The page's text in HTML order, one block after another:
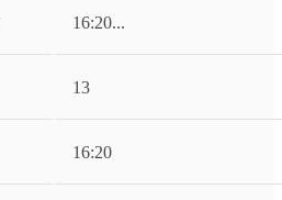
16:20...
13
16:20